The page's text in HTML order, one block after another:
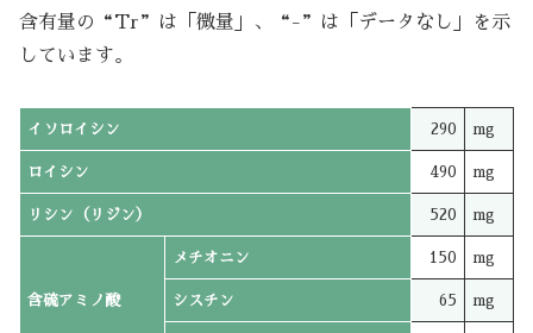
含有量の“Tr”は「微量」、“-”は「データなし」を示
しています。
イソロイシン 290 mg
ロイシン 490 mg
リシン（リジン） 520 mg
含硫アミノ酸
メチオニン 150 mg
シスチン 65 mg